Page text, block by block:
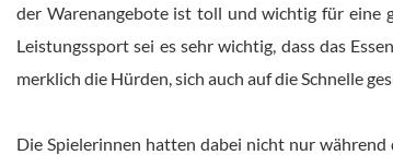
der Warenangebote ist toll und wichtig für eine
Leistungssport sei es sehr wichtig, dass das
merklich die Hürden, sich auch auf die Schnelle
Die Spielerinnen hatten dabei nicht nur